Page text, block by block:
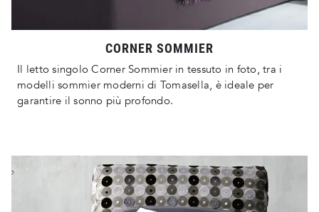
CORNER SOMMIER
Il letto singolo Corner Sommier in tessuto in foto, tra i
modelli sommier moderni di Tomasella, è ideale per
garantire il sonno più profondo.